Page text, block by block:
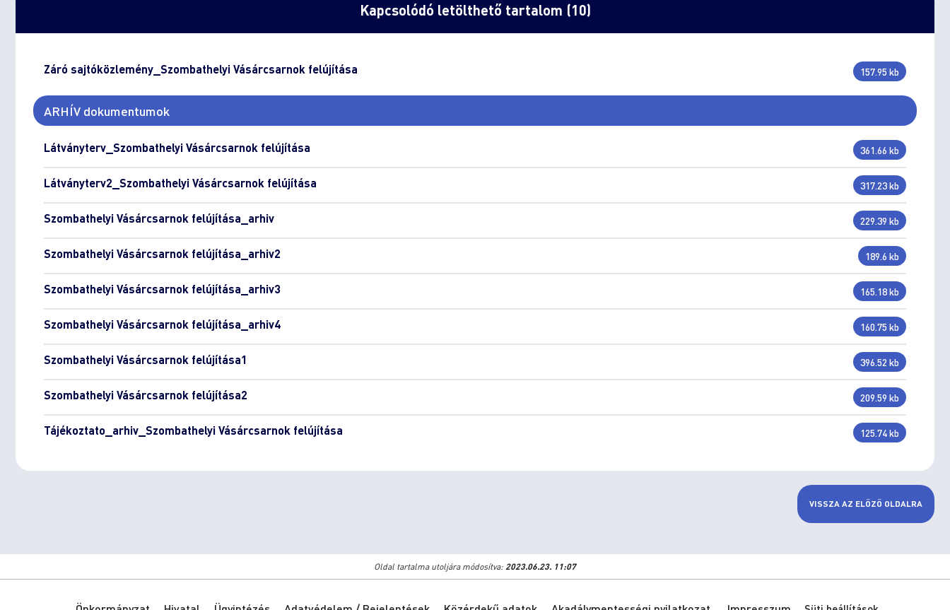
Kapcsolódó letölthető tartalom (10)
Záró sajtóközlemény_Szombathelyi Vásárcsarnok felújítása 157.95 kb
ARHÍV dokumentumok
Látványterv_Szombathelyi Vásárcsarnok felújítása 361.66 kb
Látványterv2_Szombathelyi Vásárcsarnok felújítása 317.23 kb
Szombathelyi Vásárcsarnok felújítása_arhiv 229.39 kb
Szombathelyi Vásárcsarnok felújítása_arhiv2 189.6 kb
Szombathelyi Vásárcsarnok felújítása_arhiv3 165.18 kb
Szombathelyi Vásárcsarnok felújítása_arhiv4 160.75 kb
Szombathelyi Vásárcsarnok felújítása1 396.52 kb
Szombathelyi Vásárcsarnok felújítása2 209.59 kb
Tájékoztato_arhiv_Szombathelyi Vásárcsarnok felújítása 125.74 kb
VISSZA AZ ELŐZŐ OLDALRA
Oldal tartalma utoljára módosítva: 2023.06.23. 11:07